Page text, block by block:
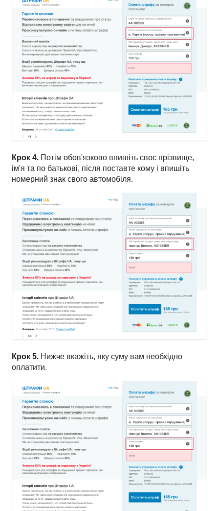
Крок 4. Потім обов'язково впишіть своє прізвище,
ім'я та по батькові, після поставте кому і впишіть
номерний знак свого автомобіля.
Крок 5. Нижче вкажіть, яку суму вам необхідно
оплатити.